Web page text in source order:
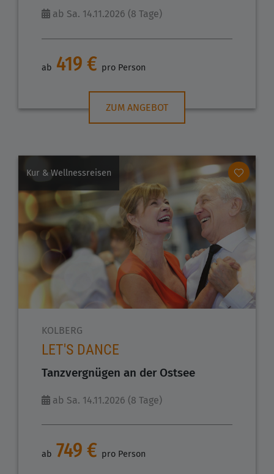
ab Sa. 14.11.2026 (8 Tage)
ab 419 € pro Person
ZUM ANGEBOT
Kur & Wellnessreisen
KOLBERG
LET'S DANCE
Tanzvergnügen an der Ostsee
ab Sa. 14.11.2026 (8 Tage)
ab 749 € pro Person